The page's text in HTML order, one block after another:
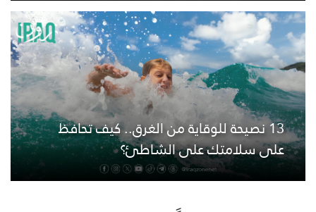
13 نصيحة للوقاية من الغرق.. كيف تحافظ
على سلامتك على الشاطئ؟